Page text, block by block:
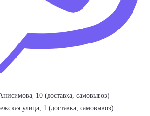
10 (доставка, самовывоз)
улица, 1 (доставка, самовывоз)